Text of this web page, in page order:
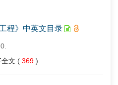
程》中英文目录
全文 ( 369 )